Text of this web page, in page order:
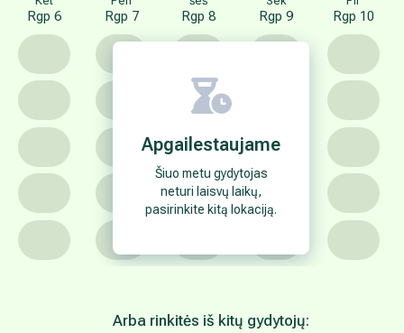
Maculevičienė Inga
Neurologai
Kalbos
lietuvių
rusų
Darbo laikas